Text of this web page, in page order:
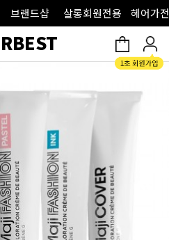
브랜드샵 살롱회원전용 헤어가